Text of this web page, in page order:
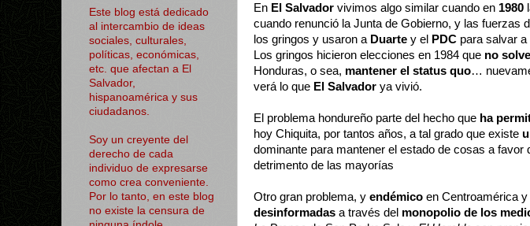
En El Salvador vivimos algo similar cuando en 1980
cuando renunció la Junta de Gobierno, y las fuerzas
los gringos y usaron a Duarte y el PDC para salvar a
Los gringos hicieron elecciones en 1984 que no
Honduras, o sea, mantener el status quo…
verá lo que El Salvador ya vivió.
El problema hondureño parte del hecho que ha
hoy Chiquita, por tantos años, a tal grado que existe
dominante para mantener el estado de cosas a
detrimento de las mayorías
Otro gran problema, y endémico en Centroamérica
desinformadas a través del monopolio de los
Este blog está dedicado
al intercambio de ideas
sociales, culturales,
políticas, económicas,
etc. que afectan a El
Salvador,
hispanoamérica y sus
ciudadanos.
Soy un creyente del
derecho de cada
individuo de expresarse
como crea conveniente.
Por lo tanto, en este blog
no existe la censura de